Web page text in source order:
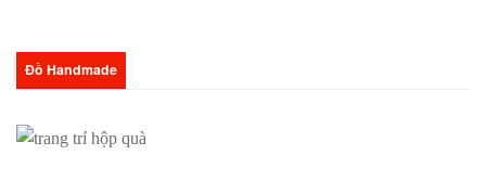
Đồ Handmade